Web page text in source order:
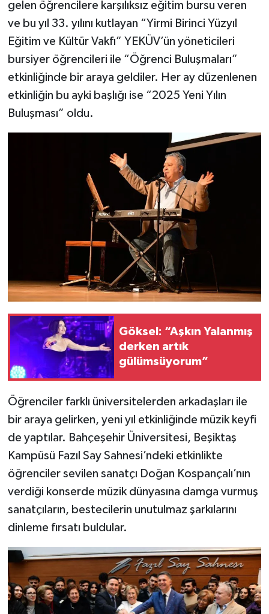
gelen öğrencilere karşılıksız eğitim bursu veren
ve bu yıl 33. yılını kutlayan “Yirmi Birinci Yüzyıl
Eğitim ve Kültür Vakfı” YEKÜV’ün yöneticileri
bursiyer öğrencileri ile “Öğrenci Buluşmaları”
etkinliğinde bir araya geldiler. Her ay düzenlenen
etkinliğin bu ayki başlığı ise “2025 Yeni Yılın
Buluşması” oldu.
Göksel: “Aşkın Yalanmış
derken artık
gülümsüyorum”
Öğrenciler farklı üniversitelerden arkadaşları ile
bir araya gelirken, yeni yıl etkinliğinde müzik keyfi
de yaptılar. Bahçeşehir Üniversitesi, Beşiktaş
Kampüsü Fazıl Say Sahnesi’ndeki etkinlikte
öğrenciler sevilen sanatçı Doğan Kospançalı’nın
verdiği konserde müzik dünyasına damga vurmuş
sanatçıların, bestecilerin unutulmaz şarkılarını
dinleme fırsatı buldular.